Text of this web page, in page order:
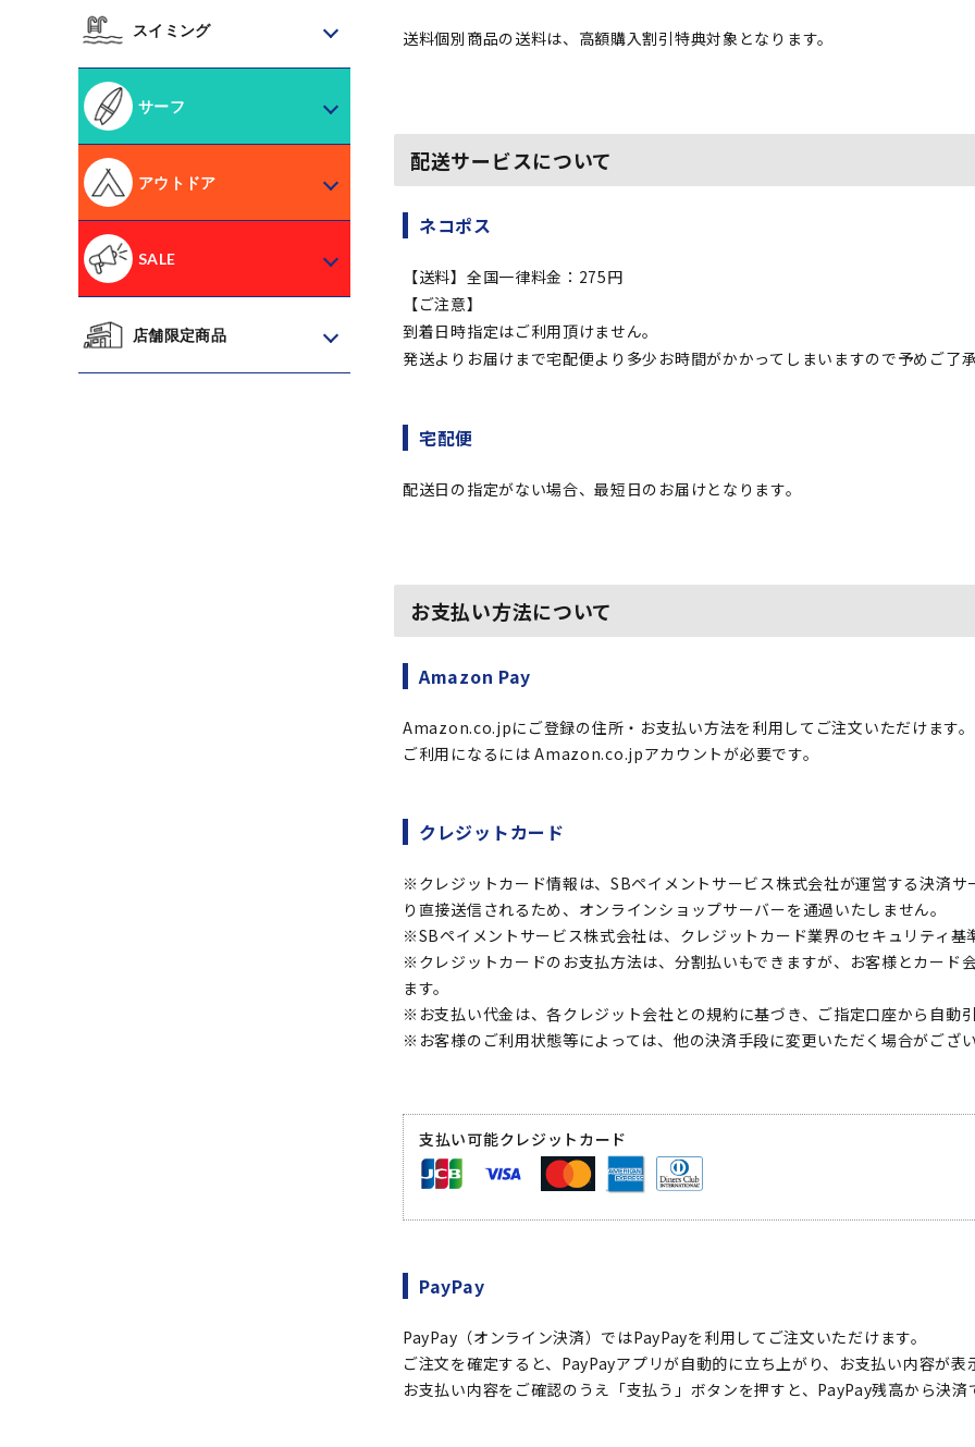
スイミング
サーフ
アウトドア
SALE
店舗限定商品
送料個別商品の送料は、高額購入割引特典対象となります。
配送サービスについて
ネコポス
【送料】全国一律料金：275円
【ご注意】
到着日時指定はご利用頂けません。
発送よりお届けまで宅配便より多少お時間がかかってしまいますので予めご了承
宅配便
配送日の指定がない場合、最短日のお届けとなります。
お支払い方法について
Amazon Pay
Amazon.co.jpにご登録の住所・お支払い方法を利用してご注文いただけます。
ご利用になるには Amazon.co.jpアカウントが必要です。
クレジットカード
※クレジットカード情報は、SBペイメントサービス株式会社が運営する決済
り直接送信されるため、オンラインショップサーバーを通過いたしません。
※SBペイメントサービス株式会社は、クレジットカード業界のセキュリティ基
※クレジットカードのお支払方法は、分割払いもできますが、お客様とカード
ます。
※お支払い代金は、各クレジット会社との規約に基づき、ご指定口座から自動引
※お客様のご利用状態等によっては、他の決済手段に変更いただく場合がござい
支払い可能クレジットカード
PayPay
PayPay（オンライン決済）ではPayPayを利用してご注文いただけます。
ご注文を確定すると、PayPayアプリが自動的に立ち上がり、お支払い内容が表
お支払い内容をご確認のうえ「支払う」ボタンを押すと、PayPay残高から決済